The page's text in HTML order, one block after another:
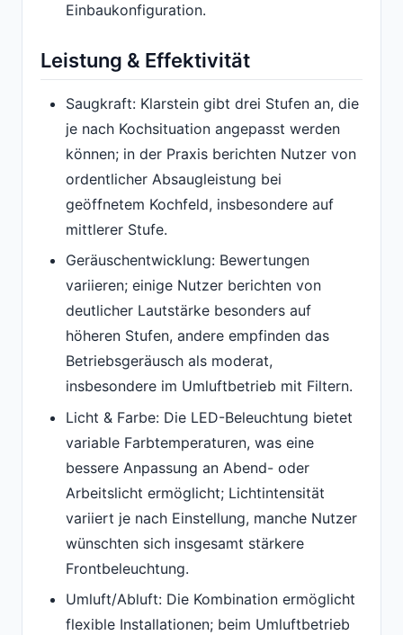
Einbaukonfiguration.
Leistung & Effektivität
Saugkraft: Klarstein gibt drei Stufen an, die
je nach Kochsituation angepasst werden
können; in der Praxis berichten Nutzer von
ordentlicher Absaugleistung bei
geöffnetem Kochfeld, insbesondere auf
mittlerer Stufe.
Geräuschentwicklung: Bewertungen
variieren; einige Nutzer berichten von
deutlicher Lautstärke besonders auf
höheren Stufen, andere empfinden das
Betriebsgeräusch als moderat,
insbesondere im Umluftbetrieb mit Filtern.
Licht & Farbe: Die LED-Beleuchtung bietet
variable Farbtemperaturen, was eine
bessere Anpassung an Abend- oder
Arbeitslicht ermöglicht; Lichtintensität
variiert je nach Einstellung, manche Nutzer
wünschten sich insgesamt stärkere
Frontbeleuchtung.
Umluft/Abluft: Die Kombination ermöglicht
flexible Installationen; beim Umluftbetrieb